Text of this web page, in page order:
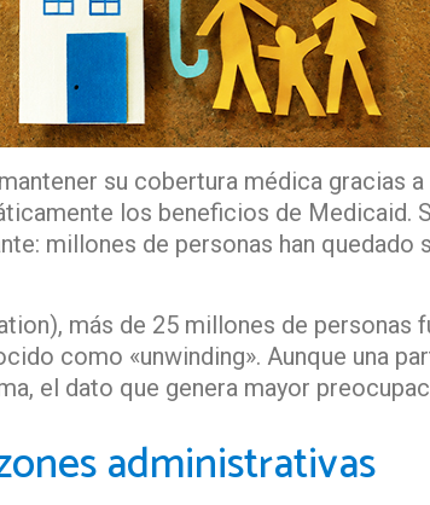
su cobertura médica gracias a
los beneficios de Medicaid.
millones de personas han quedado
más de 25 millones de personas
como «unwinding». Aunque una
el dato que genera mayor
administrativas